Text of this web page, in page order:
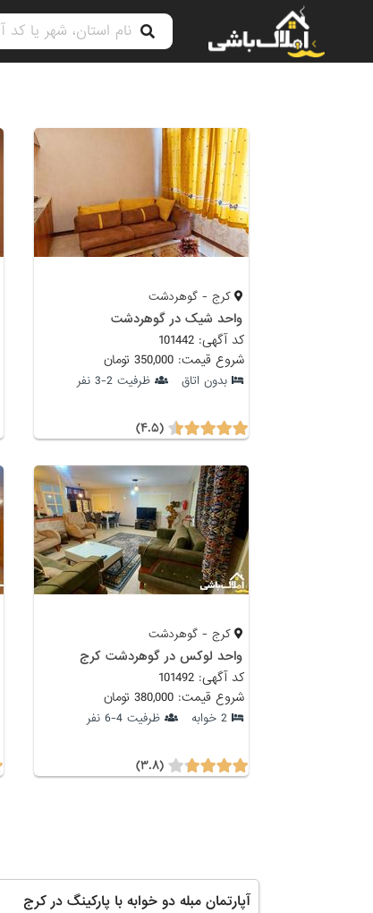
کرج - گوهردشت
واحد شیک در گوهردشت
کد آگهی: 101442
شروع قیمت: 350,000 تومان
بدون اتاق ظرفیت 2-3 نفر
(۴.۵)
کرج - گوهردشت
واحد لوکس در گوهردشت کرج
کد آگهی: 101492
شروع قیمت: 380,000 تومان
2 خوابه ظرفیت 4-6 نفر
(۳.۸)
آپارتمان مبله دو خوابه با پارکینگ در کرج